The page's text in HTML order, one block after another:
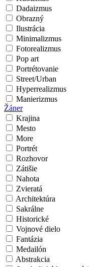
Dadaizmus
Obrazný
Ilustrácia
Minimalizmus
Fotorealizmus
Pop art
Portrétovanie
Street/Urban
Hyperrealizmus
Manierizmus
Žáner
Krajina
Mesto
More
Portrét
Rozhovor
Zátišie
Nahota
Zvieratá
Architektúra
Sakrálne
Historické
Vojnové dielo
Fantázia
Medailón
Abstrakcia